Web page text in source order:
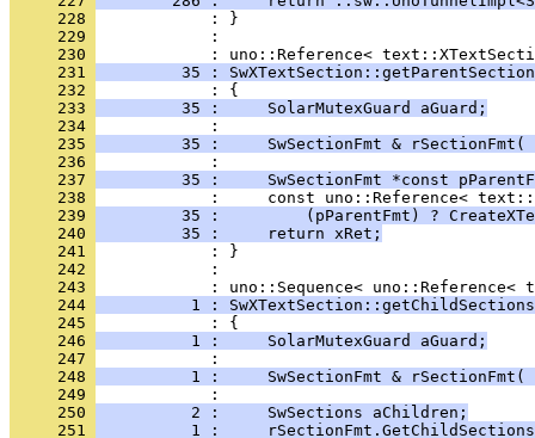
     228
     229
            :
     230
     231
35 :
     232
     233
         35 :     SolarMutexGuard aGuard;
     234
     235
35 :     SwSectionFmt &
     236
     237
35 :     SwSectionFmt *const
     238
     239
35 :         (pParentFmt) ?
     240
         35 :     return xRet;
     241
     242
            :
     243
     244
1 :
     245
     246
          1 :     SolarMutexGuard aGuard;
     247
     248
1 :     SwSectionFmt &
     249
     250
          2 :     SwSections aChildren;
     251
1 :